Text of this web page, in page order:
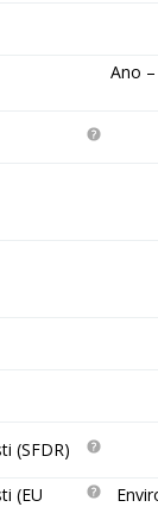
Ano
(SFDR)
(EU